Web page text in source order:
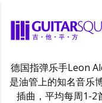
德国指弹乐手Leon
是油管上的知名音乐
插曲，平均每周1-2